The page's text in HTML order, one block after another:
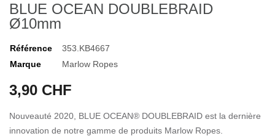
BLUE OCEAN DOUBLEBRAID
Ø10mm
Référence
353.KB4667
Marque
Marlow Ropes
3,90 CHF
Nouveauté 2020, BLUE OCEAN® DOUBLEBRAID est la dernière
innovation de notre gamme de produits Marlow Ropes.